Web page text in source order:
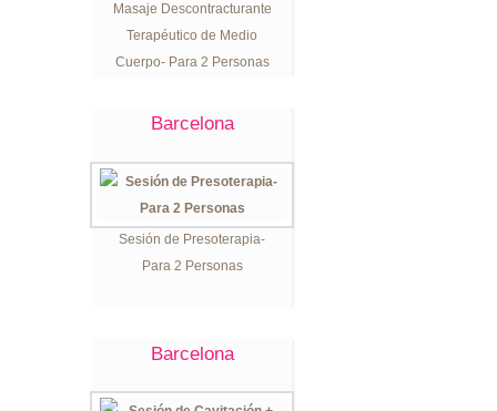
Masaje Descontracturante
Terapéutico de Medio
Cuerpo- Para 2 Personas
Barcelona
Sesión de Presoterapia-
Para 2 Personas
Barcelona